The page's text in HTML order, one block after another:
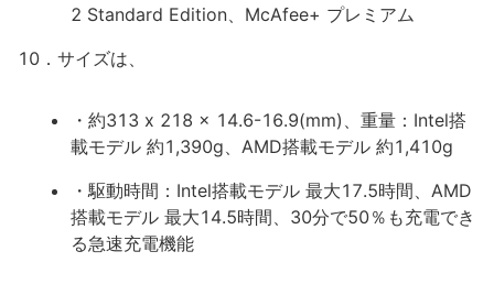
2 Standard Edition、McAfee+ プレミアム
10．サイズは、
・約313 x 218 x 14.6-16.9(mm)、重量：Intel搭
載モデル 約1,390g、AMD搭載モデル 約1,410g
・駆動時間：Intel搭載モデル 最大17.5時間、AMD
搭載モデル 最大14.5時間、30分で50％も充電でき
る急速充電機能